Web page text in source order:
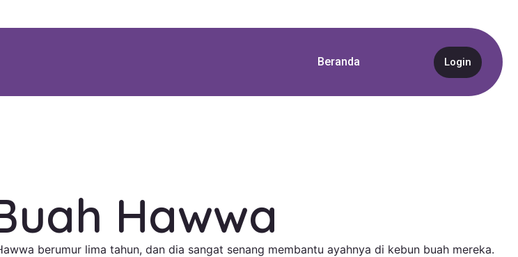
Beranda Login
Hawwa
berumur lima tahun, dan dia sangat senang membantu ayahnya di kebun buah mereka.